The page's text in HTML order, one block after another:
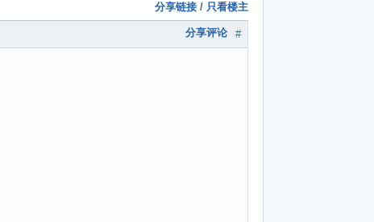
分享链接 / 只看楼主
#
分享评论